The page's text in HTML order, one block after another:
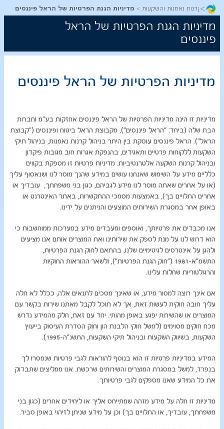
>
תיקים, קרנות נאמנות והשקעות מדיניות הגנת הפרטיות של הראל פיננסים
מדיניות הגנת הפרטיות של הראל
פיננסים
מדיניות הפרטיות של הראל פיננסים
מדיניות זו הינה מדיניות הפרטיות של הראל פיננסים אחזקות בע"מ וחברות
הבת שלה(ביחד: "הראל פיננסים"), מקבוצת הראל ביטוח ופיננסים("קבוצת
הראל"). הראל פיננסים עוסקת בין היתר בניהול קרנות נאמנות, בניהול תיקי
השקעות ללקוחות פרטיים ותאגידים, בהנפקת אגרות חוב מגובות פיקדון
ובניהול קרנות השקעה אלטרנטיביות. מדיניות פרטיות זו מספקת בקווים
כלליים מידע על השימוש שאנחנו עושים במידע שהנך מוסר לנו ושנאסוף עליך
(או על אחרים שאתה מוסר לנו מידע לגביהם, כגוןבני משפחתך, עובדיך או
אחרים התלויים בך), באמצעות מסמכי ההתקשרות, באתר האינטרנט או
באופן אחר במסגרת השירותים המוצעים והניתנים על ידינו.
אנו מכבדים את פרטיותך, ואוספים ומעבדים מידע במערכות ממוחשבות כי
הוא דרוש לנו על מנת לספק את שירותינו ואת המוצרים אותם אנו מציעים
ולהגן על אינטרסים לגיטימיים שלנו, בהתאם לחוק הגנת הפרטיות,
התשמ"א-1981 ("חוק הגנת הפרטיות"), ולשאר ההוראות החוקיות
והרגולטוריות שחלות עלינו.
אם אינך רוצה למסור מידע, או שאינך מסכים לתנאים אלה, ככלל לא חלה
עליך חובה חוקית לעשות זאת, אך לא תוכל לקבל מאתנו שירות בקשר עם
המוצרים או שהשירות יפגע באופן מהותי. יחד עם זאת, חלק מהמידע נדרש
מכח חוקים מסוימים (למשל חוקי הלבנת הון וחוק הסדרת העיסוק בייעוץ
השקעות, בשיווק השקעות ובניהול תיקי השקעות, התשנ"ה-1995).
המידע במדיניות פרטיות זו הוא בנוסף להוראות לגבי פרטיות שנמסרו לך
בנפרד, למשל במסגרת המוצרים והשירותים שרכשת. אנו ממליצים שתבדוק
את כל המידע שאנו מספקים לגבי פרטיותך.
מדיניות זו חלה על מידע מזהה שמתייחס אליך או ליחידים אחרים (כגון בני
משפחתך, עובדיך, או התלויים בך) וכן על מידע שניתן לזיהוי באופן סביר.